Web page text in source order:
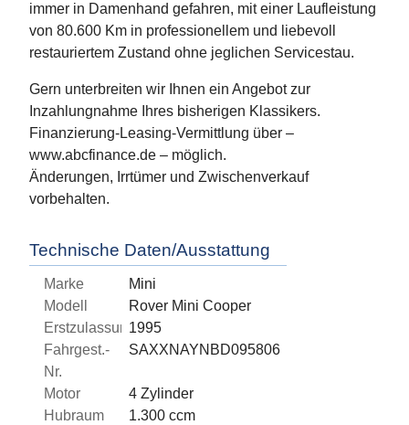
immer in Damenhand gefahren, mit einer Laufleistung
von 80.600 Km in professionellem und liebevoll
restauriertem Zustand ohne jeglichen Servicestau.
Gern unterbreiten wir Ihnen ein Angebot zur
Inzahlungnahme Ihres bisherigen Klassikers.
Finanzierung-Leasing-Vermittlung über –
www.abcfinance.de – möglich.
Änderungen, Irrtümer und Zwischenverkauf
vorbehalten.
Technische Daten/Ausstattung
Marke
Mini
Modell
Rover Mini Cooper
Erstzulassung1995
Fahrgest.-
Nr.
SAXXNAYNBD095806
Motor
4 Zylinder
Hubraum
1.300 ccm